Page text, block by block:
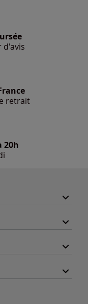
d'avis
retrait
20h